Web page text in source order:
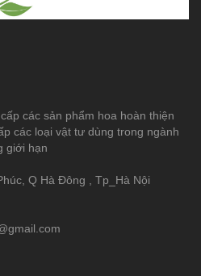
các sản phẩm hoa hoàn thiện
các loại vật tư dùng trong ngành
giới hạn
Q Hà Đông , Tp_Hà Nội